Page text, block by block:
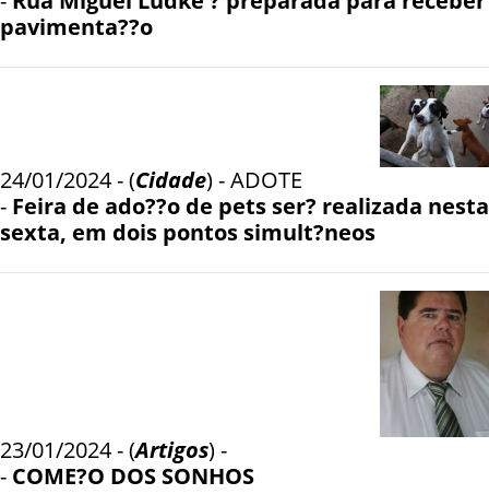
pavimenta??o
24/01/2024 - (Cidade) - ADOTE
- Feira de ado??o de pets ser? realizada nesta
sexta, em dois pontos simult?neos
23/01/2024 - (Artigos) -
- COME?O DOS SONHOS